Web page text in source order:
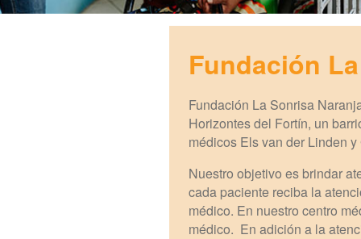
Fundación
Fundación La Sonrisa
Horizontes del Fortín, un
médicos Els van der Linden
Nuestro objetivo es brindar
cada paciente reciba la
médico. En nuestro centro
médico. En adición a la